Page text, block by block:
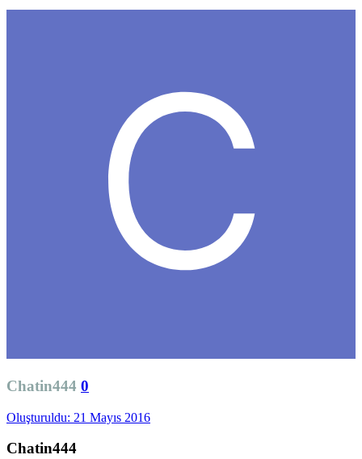
Chatin444 0
Oluşturuldu: 21 Mayıs 2016
Chatin444